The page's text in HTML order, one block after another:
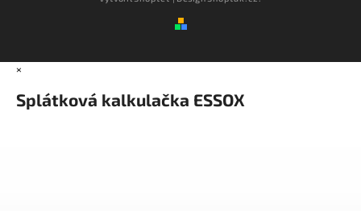
×
Splátková kalkulačka ESSOX